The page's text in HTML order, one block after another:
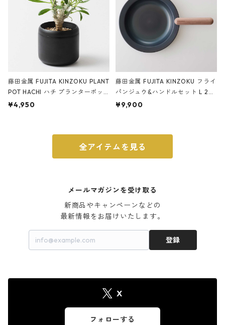
藤田金属 FUJITA KINZOKU PLANT
POT HACHI ハチ プランターポッ
ト 3号 ブラック
¥4,950
藤田金属 FUJITA KINZOKU フライ
パンジュウ&ハンドルセット L 24c
m ガス火・IH対応 鉄フライパン
¥9,900
全アイテムを見る
メールマガジンを受け取る
新商品やキャンペーンなどの
最新情報をお届けいたします。
登録
X
フォローする